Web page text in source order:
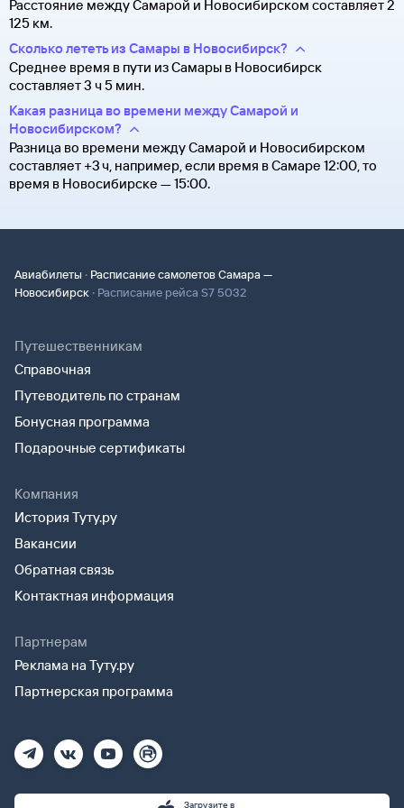
Расстояние между Самарой и Новосибирском составляет 2
125 км.
Сколько лететь из Самары в Новосибирск?
Среднее время в пути из Самары в Новосибирск
составляет 3 ч 5 мин.
Какая разница во времени между Самарой и
Новосибирском?
Разница во времени между Самарой и Новосибирском
составляет +3 ч, например, если время в Самаре 12:00, то
время в Новосибирске — 15:00.
Авиабилеты · Расписание самолетов Самара —
Новосибирск · Расписание рейса S7 5032
Путешественникам
Справочная
Путеводитель по странам
Бонусная программа
Подарочные сертификаты
Компания
История Туту.ру
Вакансии
Обратная связь
Контактная информация
Партнерам
Реклама на Туту.ру
Партнерская программа
Загрузите в